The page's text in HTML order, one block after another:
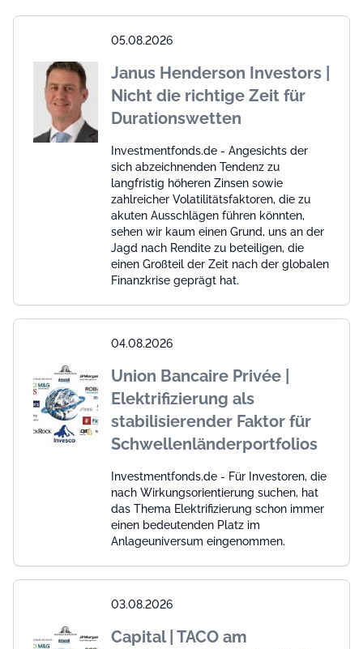
05.08.2026
Janus Henderson Investors |
Nicht die richtige Zeit für
Durationswetten
Investmentfonds.de - Angesichts der
sich abzeichnenden Tendenz zu
langfristig höheren Zinsen sowie
zahlreicher Volatilitätsfaktoren, die zu
akuten Ausschlägen führen könnten,
sehen wir kaum einen Grund, uns an der
Jagd nach Rendite zu beteiligen, die
einen Großteil der Zeit nach der globalen
Finanzkrise geprägt hat.
04.08.2026
Union Bancaire Privée |
Elektrifizierung als
stabilisierender Faktor für
Schwellenländerportfolios
Investmentfonds.de - Für Investoren, die
nach Wirkungsorientierung suchen, hat
das Thema Elektrifizierung schon immer
einen bedeutenden Platz im
Anlageuniversum eingenommen.
03.08.2026
Capital | TACO am